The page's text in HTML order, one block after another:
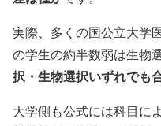
実際、多くの国公立大学
の学生の約半数弱は生物
択・生物選択いずれでも
大学側も公式には科目に